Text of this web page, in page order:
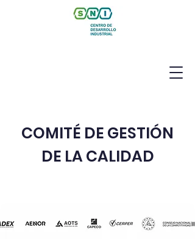
COMITÉ DE GESTIÓN
DE LA CALIDAD